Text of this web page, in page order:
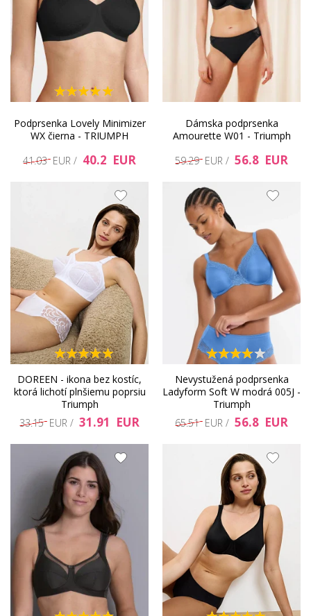
Podprsenka Lovely Minimizer
WX čierna - TRIUMPH
41.03 EUR / 40.2 EUR
Dámska podprsenka
Amourette W01 - Triumph
59.29 EUR / 56.8 EUR
DOREEN - ikona bez kostíc,
ktorá lichotí plnšiemu poprsiu
Triumph
33.15 EUR / 31.91 EUR
Nevystužená podprsenka
Ladyform Soft W modrá 005J -
Triumph
65.51 EUR / 56.8 EUR